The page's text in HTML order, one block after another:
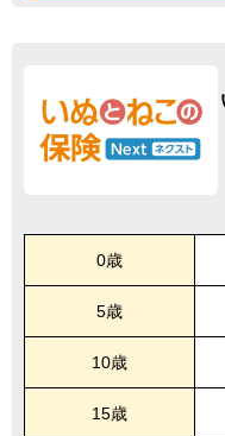
0歳
5歳
10歳
15歳